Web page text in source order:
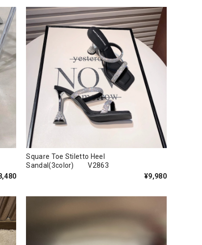
Square Toe Stiletto Heel
Sandal(3color) V2863
¥9,980